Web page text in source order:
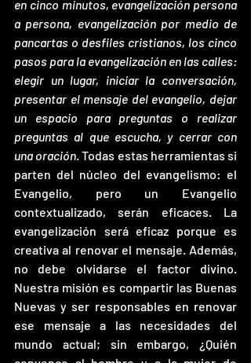
en cinco minutos, evangelización persona
a persona, evangelización por medio de
pancartas o desfiles cristianos, los cinco
pasos para la evangelización en las calles:
elegir un lugar, iniciar la conversación,
presentar el mensaje del evangelio, dejar
un espacio para preguntas o realizar
preguntas al que escucha, y cerrar con
una oración . Todas estas herramientas si
parten del núcleo del evangelismo: el
Evangelio, pero un Evangelio
contextualizado, serán eficaces. La
evangelización será eficaz porque es
creativa al renovar el mensaje. Además,
no debe olvidarse el factor divino.
Nuestra misión es compartir las Buenas
Nuevas y ser responsables en renovar
ese mensaje a las necesidades del
mundo actual; sin embargo, ¿Quién